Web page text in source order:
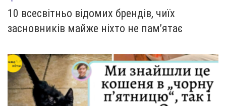
10 всесвітньо відомих брендів, чиїх
засновників майже ніхто не пам’ятає